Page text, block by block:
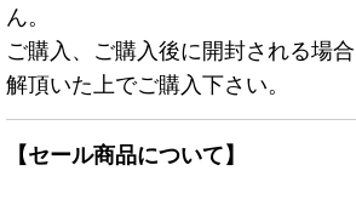
ん。
ご購入、ご購入後に開封される場
解頂いた上でご購入下さい。
【セール商品について】